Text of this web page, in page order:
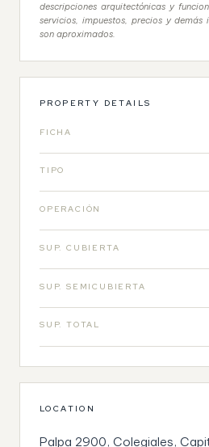
descripciones arquitectónicas y
servicios, impuestos, precios y demás
son aproximados.
PROPERTY DETAILS
FICHA
TIPO
OPERACIÓN
SUP. CUBIERTA
SUP. SEMICUBIERTA
SUP. TOTAL
LOCATION
Palpa 2900, Colegiales,